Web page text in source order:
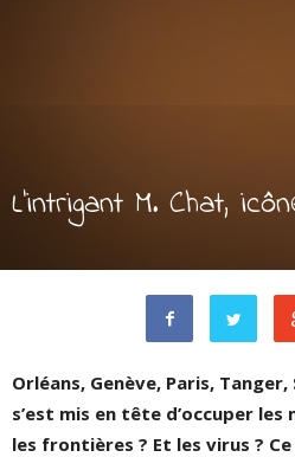
L’intrigant M. Chat,
Orléans, Genève, Paris,
s’est mis en tête d’occuper
les frontières ? Et les virus ?